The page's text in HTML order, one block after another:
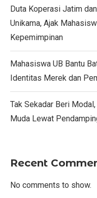
Duta Koperasi Jatim
Unikama, Ajak
Kepemimpinan
Mahasiswa UB Bantu
Identitas Merek dan
Tak Sekadar Beri
Muda Lewat
Recent
No comments to show.